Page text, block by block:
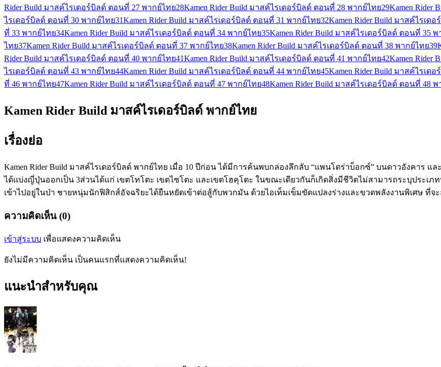
Rider Build มาสค์ไรเดอร์บิลด์ ตอนที่ 27 พากย์ไทย28Kamen Rider Build มาสค์ไรเดอร์บิลด์ ตอนที่ 28 พากย์ไทย29Kamen Rider
ไรเดอร์บิลด์ ตอนที่ 30 พากย์ไทย31Kamen Rider Build มาสค์ไรเดอร์บิลด์ ตอนที่ 31 พากย์ไทย32Kamen Rider Build มาสค์ไรเด
ที่ 33 พากย์ไทย34Kamen Rider Build มาสค์ไรเดอร์บิลด์ ตอนที่ 34 พากย์ไทย35Kamen Rider Build มาสค์ไรเดอร์บิลด์ ตอนที่ 35 พ
ไทย37Kamen Rider Build มาสค์ไรเดอร์บิลด์ ตอนที่ 37 พากย์ไทย38Kamen Rider Build มาสค์ไรเดอร์บิลด์ ตอนที่ 38 พากย์ไทย39
Rider Build มาสค์ไรเดอร์บิลด์ ตอนที่ 40 พากย์ไทย41Kamen Rider Build มาสค์ไรเดอร์บิลด์ ตอนที่ 41 พากย์ไทย42Kamen Rider
ไรเดอร์บิลด์ ตอนที่ 43 พากย์ไทย44Kamen Rider Build มาสค์ไรเดอร์บิลด์ ตอนที่ 44 พากย์ไทย45Kamen Rider Build มาสค์ไรเด
ที่ 46 พากย์ไทย47Kamen Rider Build มาสค์ไรเดอร์บิลด์ ตอนที่ 47 พากย์ไทย48Kamen Rider Build มาสค์ไรเดอร์บิลด์ ตอนที่ 48 พ
Kamen Rider Build มาสค์ไรเดอร์บิลด์ พากย์ไทย
เรื่องย่อ
Kamen Rider Build มาสค์ไรเดอร์บิลด์ พากย์ไทย เมื่อ 10 ปีก่อน ได้มีการค้นพบกล่องลึกลับ “แพนโดร่าบ็อกซ์” บนดาวอังคาร
ได้แบ่งญี่ปุ่นออกเป็น 3ส่วนได้แก่ เขตโทโตะ เขตไซโตะ และเขตโฮคุโตะ ในขณะเดียวกันก็เกิดสิ่งมีชีวิตไม่สามารถระบุประเ
เข้าไปอยู่ในป่า ชายหนุ่มนักฟิสิกส์อัจฉริยะได้ยืนหยัดเข้าต่อสู้กับพวกมัน ด้วยไอเท็มเข็มขัดแปลงร่างและขวดพลังงานพิเศษ ที่
ความคิดเห็น (0)
เข้าสู่ระบบ เพื่อแสดงความคิดเห็น
ยังไม่มีความคิดเห็น เป็นคนแรกที่แสดงความคิดเห็น!
แนะนำสำหรับคุณ